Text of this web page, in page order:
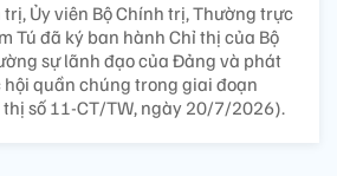
Ủy viên Bộ Chính trị, Thường trực
Tú đã ký ban hành Chỉ thị của Bộ
sự lãnh đạo của Đảng và phát
quần chúng trong giai đoạn
số 11-CT/TW, ngày 20/7/2026).